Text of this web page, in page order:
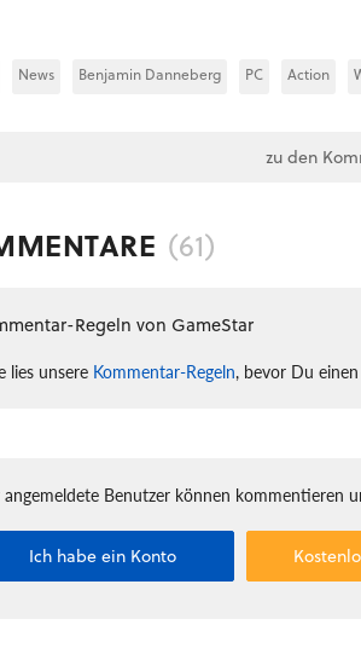
News Benjamin Danneberg PC Action
zu den
(61)
Regeln von GameStar
lies unsere Kommentar-Regeln, bevor Du
Benutzer können kommentieren
Ich habe ein Konto